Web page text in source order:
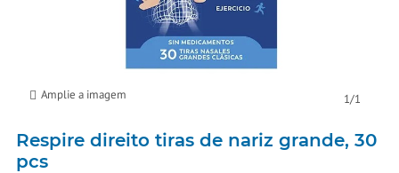
1/1
Amplie a imagem
Respire direito tiras de nariz grande, 30
pcs